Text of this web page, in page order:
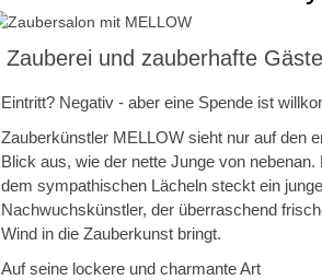
Zauberei und zauberhafte Gäste
Eintritt? Negativ - aber eine Spende ist
Zauberkünstler MELLOW sieht nur auf den
Blick aus, wie der nette Junge von nebenan.
dem sympathischen Lächeln steckt ein
Nachwuchskünstler, der überraschend
Wind in die Zauberkunst bringt.
Auf seine lockere und charmante Art